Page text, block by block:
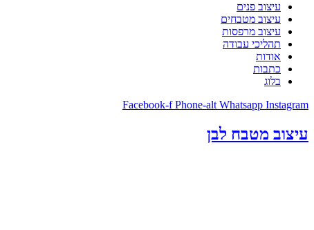
עיצוב פנים
עיצוב מטבחים
עיצוב מרפסות
תהליכי עבודה
אודות
כתבות
בלוג
Facebook-f Phone-alt Whatsapp Instagram
עיצוב מטבח לבן